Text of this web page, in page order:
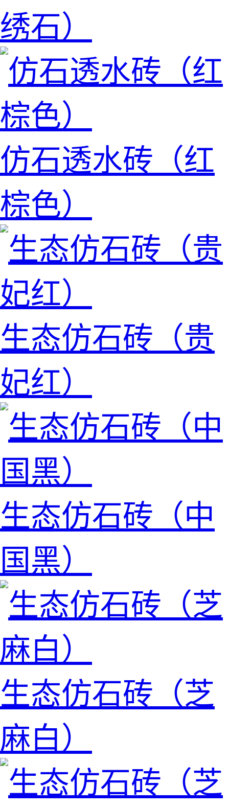
绣石）
仿石透水砖（红
棕色）
生态仿石砖（贵
妃红）
生态仿石砖（中
国黑）
生态仿石砖（芝
麻白）